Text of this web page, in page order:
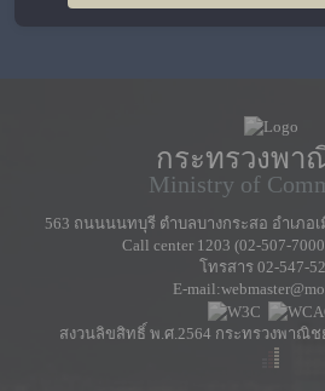
กระทรวงพา
Ministry of
563 ถนนนนทบุรี ตำบลบางกระสอ อำเภอ
Call center 1203 (02-507-
โทรสาร 02-547-
E-
สงวนลิขสิทธิ์ พ.ศ.2564 กระทรวงพาณิช